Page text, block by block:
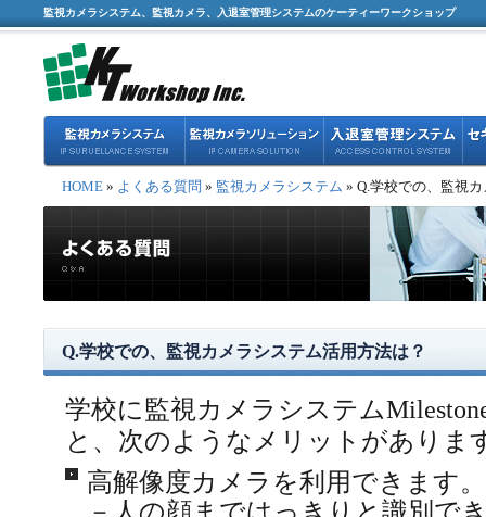
監視カメラシステム、監視カメラ、入退室管理システムのケーティーワークショップ
HOME » よくある質問 » 監視カメラシステム » Q.学校での、監視
Q.学校での、監視カメラシステム活用方法は？
学校に監視カメラシステム
と、次のようなメリットがありま
高解像度カメラを利用できます。